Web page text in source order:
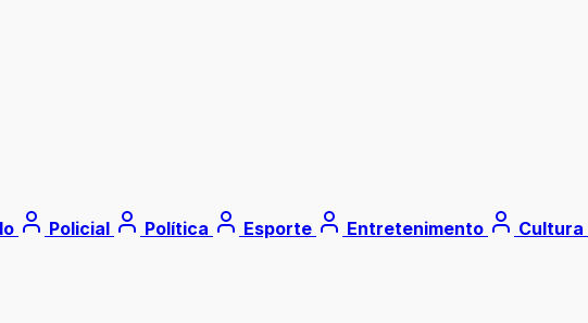
Policial Política Esporte Entretenimento Cultura